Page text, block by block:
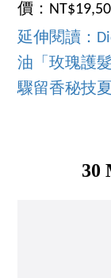
價：
延伸閱讀：
油「玫瑰護
驟留香秘技
30